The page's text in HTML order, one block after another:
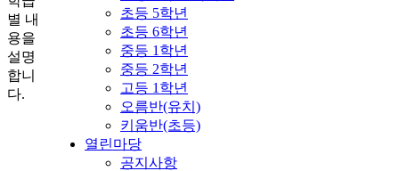
초등 5학년
초등 6학년
중등 1학년
중등 2학년
고등 1학년
오름반(유치)
키움반(초등)
열린마당
공지사항
별 내
용을
설명
합니
다.